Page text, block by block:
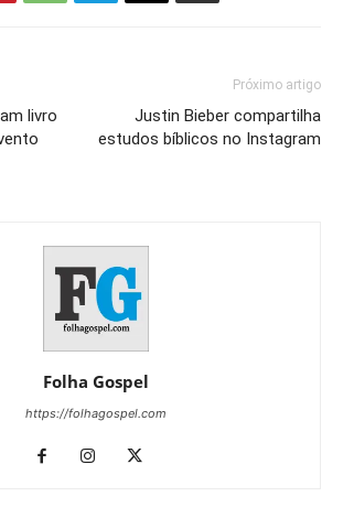
livro
Próximo artigo
Justin Bieber compartilha
estudos bíblicos no Instagram
Folha Gospel
https://folhagospel.com